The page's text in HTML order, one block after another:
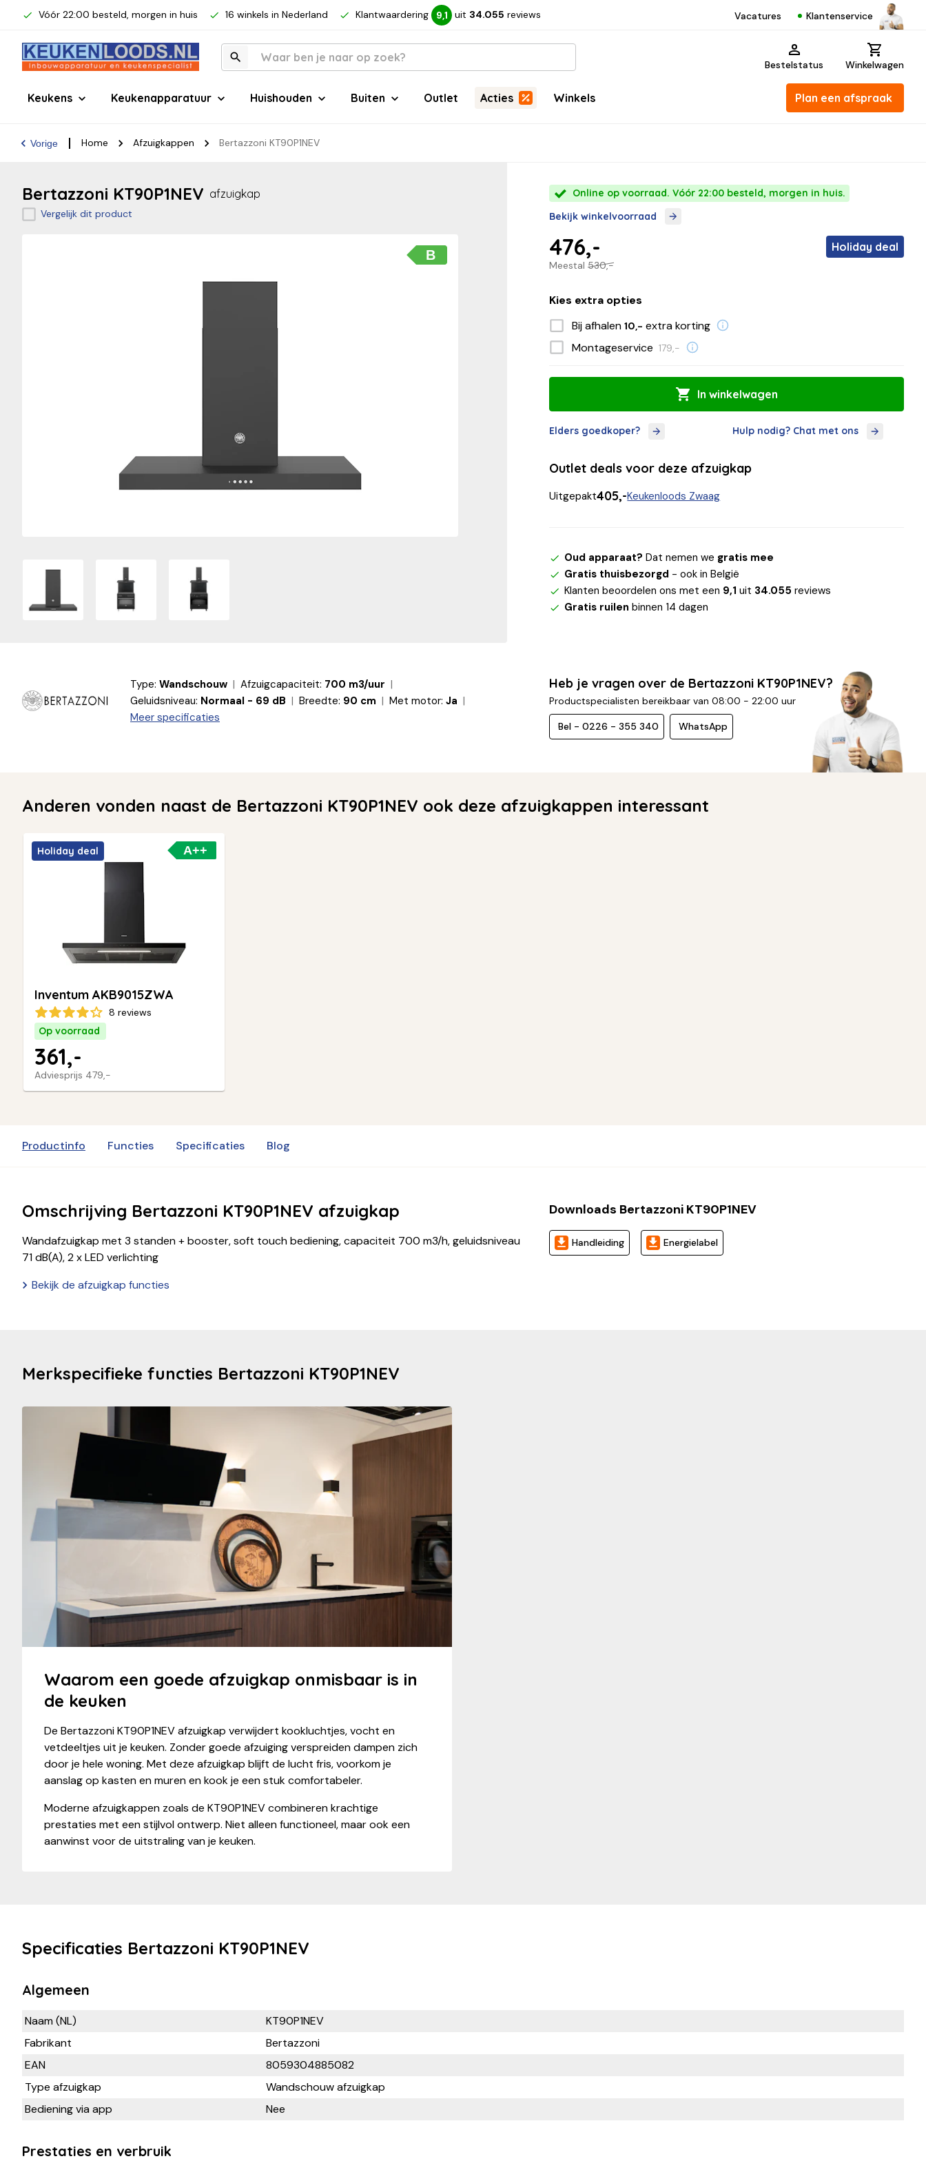
Vóór 22:00 besteld, morgen in huis 16 winkels in Nederland Klantwaardering 9,1 uit 34.055 reviews Vacatures Klantenservice
Bestelstatus Winkelwagen
Keukens Keukenapparatuur Huishouden Buiten Outlet Acties Winkels Plan een afspraak
Vorige Home Afzuigkappen Bertazzoni KT90P1NEV
Bertazzoni KT90P1NEV afzuigkap
Vergelijk dit product
B
Online op voorraad. Vóór 22:00 besteld, morgen in huis.
Bekijk winkelvoorraad
Meestal530,-
476,- Holiday deal
Kies extra opties
Bij afhalen10,- extra korting
Montageservice 179,-
In winkelwagen
Elders goedkoper? Hulp nodig? Chat met ons
Outlet deals voor deze afzuigkap
Uitgepakt405,-Keukenloods Zwaag
Oud apparaat? Dat nemen we gratis mee
Gratis thuisbezorgd - ook in België
Klanten beoordelen ons met een 9,1 uit 34.055 reviews
Gratis ruilen binnen 14 dagen
Type: Wandschouw Afzuigcapaciteit: 700 m3/uur
Geluidsniveau: Normaal - 69 dB Breedte: 90 cm Met motor: Ja
Meer specificaties
Heb je vragen over de Bertazzoni KT90P1NEV?
Productspecialisten bereikbaar van 08:00 - 22:00 uur
Bel - 0226 - 355 340 WhatsApp
Anderen vonden naast de Bertazzoni KT90P1NEV ook deze afzuigkappen interessant
A++
Holiday deal
Inventum AKB9015ZWA
8 reviews
Op voorraad
Adviesprijs 479,-
361,-
Productinfo Functies Specificaties Blog
Omschrijving Bertazzoni KT90P1NEV afzuigkap
Wandafzuigkap met 3 standen + booster, soft touch bediening, capaciteit 700 m3/h, geluidsniveau
71 dB(A), 2 x LED verlichting
Bekijk de afzuigkap functies
Downloads Bertazzoni KT90P1NEV
Handleiding Energielabel
Merkspecifieke functies Bertazzoni KT90P1NEV
Waarom een goede afzuigkap onmisbaar is in
de keuken
De Bertazzoni KT90P1NEV afzuigkap verwijdert kookluchtjes, vocht en
vetdeeltjes uit je keuken. Zonder goede afzuiging verspreiden dampen zich
door je hele woning. Met deze afzuigkap blijft de lucht fris, voorkom je
aanslag op kasten en muren en kook je een stuk comfortabeler.
Moderne afzuigkappen zoals de KT90P1NEV combineren krachtige
prestaties met een stijlvol ontwerp. Niet alleen functioneel, maar ook een
aanwinst voor de uitstraling van je keuken.
Specificaties Bertazzoni KT90P1NEV
Algemeen
Naam (NL)
KT90P1NEV
Fabrikant
Bertazzoni
EAN
8059304885082
Type afzuigkap
Wandschouw afzuigkap
Bediening via app
Nee
Prestaties en verbruik